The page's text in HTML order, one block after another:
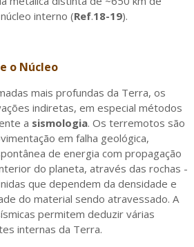
interno (Ref.18-19).
o Núcleo
mais profundas da Terra, os
indiretas, em especial métodos
a sismologia. Os terremotos são
em falha geológica,
de energia com propagação
do planeta, através das rochas -
que dependem da densidade e
do material sendo atravessado. A
permitem deduzir várias
internas da Terra.